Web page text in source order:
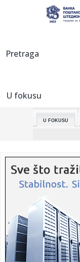
00:45:Drama u
ludost
00:39:
00:38:
Mega
00:33:
tržnom centr...
00:31:
disciplinovano ...
00:28:MSP
poveća...
Pretraga
U fokusu
U FOKUSU